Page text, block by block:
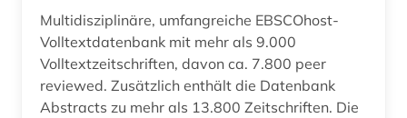
cgm 19 (1)
chemie (9)
chinesisch (2)
Multidisziplinäre, umfangreiche EBSCOhost-
Volltextdatenbank mit mehr als 9.000
Volltextzeitschriften, davon ca. 7.800 peer
reviewed. Zusätzlich enthält die Datenbank
Abstracts zu mehr als 13.800 Zeitschriften. Die